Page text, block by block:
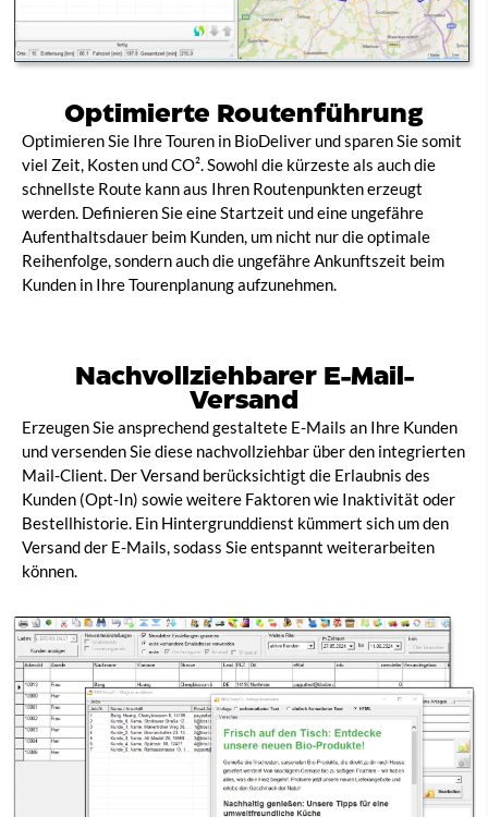
Optimierte Routenführung​
Optimieren Sie Ihre Touren in BioDeliver und sparen Sie somit
viel Zeit, Kosten und CO². Sowohl die kürzeste als auch die
schnellste Route kann aus Ihren Routenpunkten erzeugt
werden. Definieren Sie eine Startzeit und eine ungefähre
Aufenthaltsdauer beim Kunden, um nicht nur die optimale
Reihenfolge, sondern auch die ungefähre Ankunftszeit beim
Kunden in Ihre Tourenplanung aufzunehmen.
Nachvollziehbarer E-Mail-
Versand​
Erzeugen Sie ansprechend gestaltete E-Mails an Ihre Kunden
und versenden Sie diese nachvollziehbar über den integrierten
Mail-Client. Der Versand berücksichtigt die Erlaubnis des
Kunden (Opt-In) sowie weitere Faktoren wie Inaktivität oder
Bestellhistorie. Ein Hintergrunddienst kümmert sich um den
Versand der E-Mails, sodass Sie entspannt weiterarbeiten
können.